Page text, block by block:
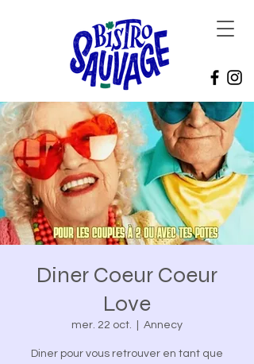
Diner Coeur Coeur
Love
mer. 22 oct. Annecy
Diner pour vous retrouver en tant que